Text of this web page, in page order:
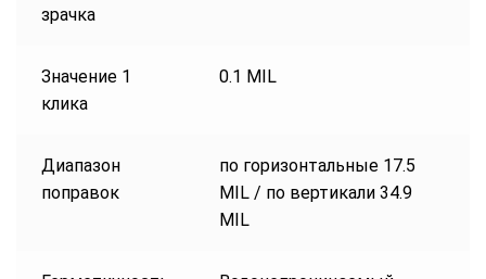
зрачка
Значение 1
клика
0.1 MIL
Диапазон
поправок
по горизонтальные 17.5
MIL / по вертикали 34.9
MIL